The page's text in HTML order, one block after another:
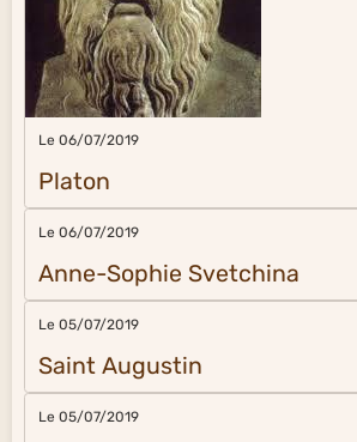
Le 06/07/2019
Platon
Le 06/07/2019
Anne-Sophie Svetchina
Le 05/07/2019
Saint Augustin
Le 05/07/2019